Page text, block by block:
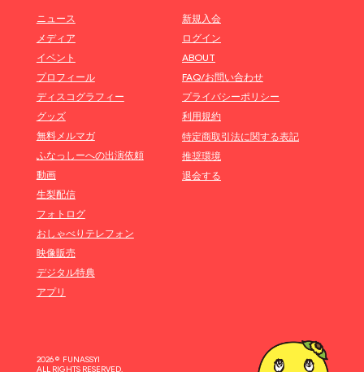
ニュース
メディア
イベント
プロフィール
ディスコグラフィー
グッズ
無料メルマガ
ふなっしーへの出演依頼
動画
生梨配信
フォトログ
おしゃべりテレフォン
映像販売
デジタル特典
アプリ
新規入会
ログイン
ABOUT
FAQ/お問い合わせ
プライバシーポリシー
利用規約
特定商取引法に関する表記
推奨環境
退会する
2026 © FUNASSYI
ALL RIGHTS RESERVED.